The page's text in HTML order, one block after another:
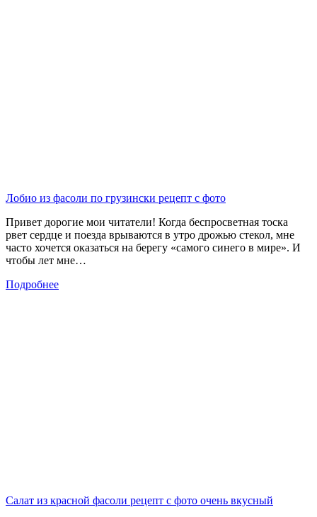
Лобио из фасоли по грузински рецепт с фото
Привет дорогие мои читатели! Когда беспросветная тоска
рвет сердце и поезда врываются в утро дрожью стекол, мне
часто хочется оказаться на берегу «самого синего в мире». И
чтобы лет мне…
Подробнее
Салат из красной фасоли рецепт с фото очень вкусный